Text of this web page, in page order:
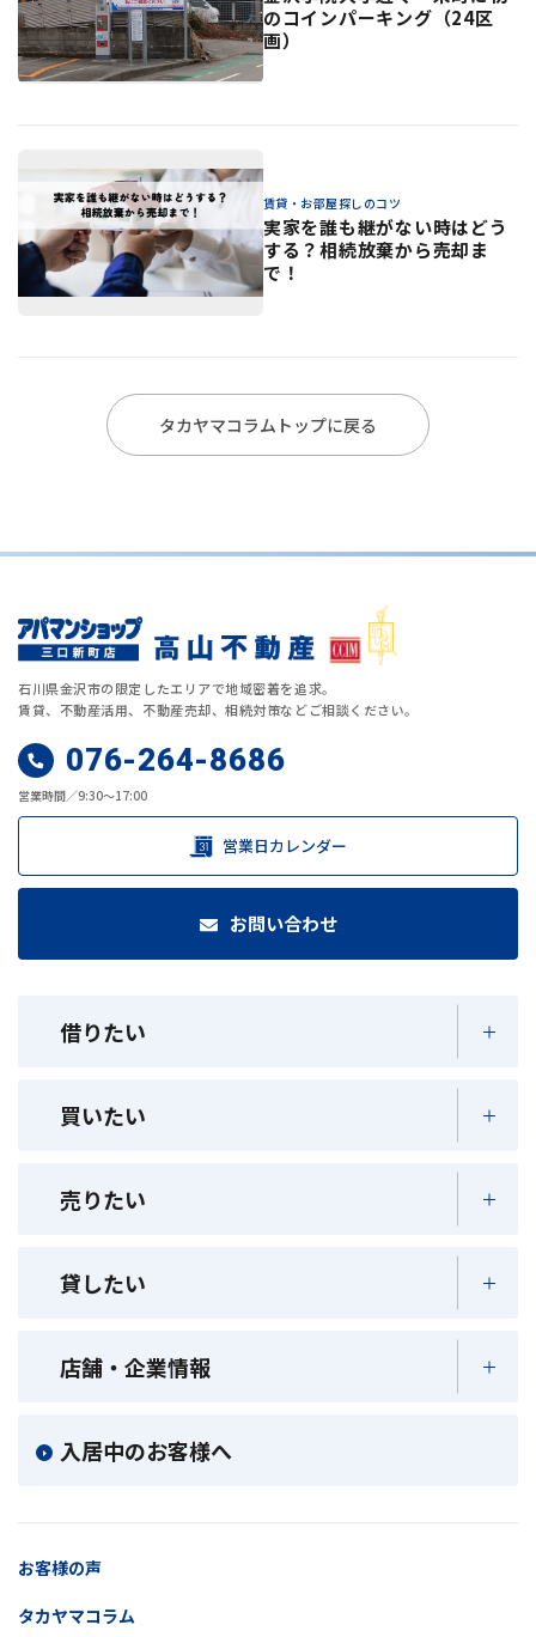
のコインパーキング（24区
画）
賃貸・お部屋探しのコツ
実家を誰も継がない時はどう
する？相続放棄から売却ま
で！
タカヤマコラムトップに戻る
石川県金沢市の限定したエリアで地域密着を追求。
賃貸、不動産活用、不動産売却、相続対策などご相談ください。
076-264-8686
営業時間／9:30～17:00
営業日カレンダー
お問い合わせ
借りたい
買いたい
売りたい
貸したい
店舗・企業情報
入居中のお客様へ
お客様の声
タカヤマコラム